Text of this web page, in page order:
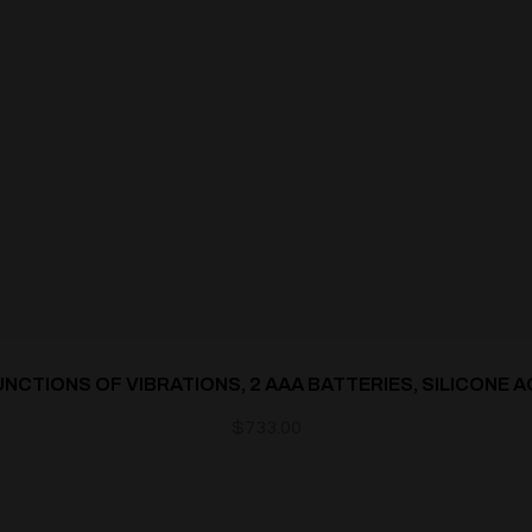
OF VIBRATIONS, 2 AAA BATTERIES, SILICONE